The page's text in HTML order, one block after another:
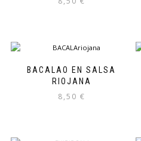
BACALAO EN SALSA
RIOJANA
8,50 €